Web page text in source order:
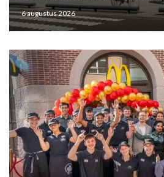
6 augustus 2026